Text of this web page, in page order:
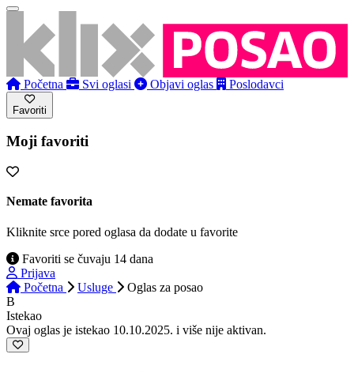
Početna Svi oglasi Objavi oglas Poslodavci
Favoriti
Moji favoriti
Nemate favorita
Kliknite srce pored oglasa da dodate u favorite
Favoriti se čuvaju 14 dana
Prijava
Početna
Usluge Oglas za posao
B
Istekao
Ovaj oglas je istekao 10.10.2025. i više nije aktivan.